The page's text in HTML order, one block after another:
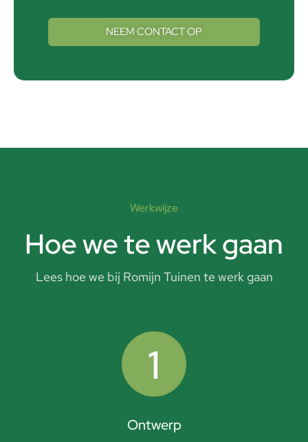
NEEM CONTACT OP
Werkwijze
Hoe we te werk gaan
Lees hoe we bij Romijn Tuinen te werk gaan
Ontwerp